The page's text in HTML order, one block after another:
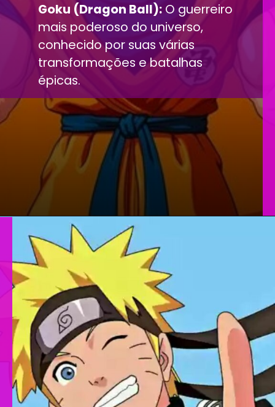
Goku (Dragon Ball):O guerreiro
mais poderoso do universo,
conhecido por suas várias
transformações e batalhas
épicas.